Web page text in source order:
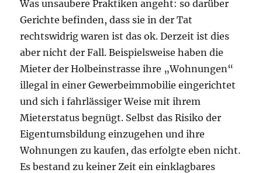
Was unsaubere Praktiken angeht: so darüber
Gerichte befinden, dass sie in der Tat
rechtswidrig waren ist das ok. Derzeit ist dies
aber nicht der Fall. Beispielsweise haben die
Mieter der Holbeinstrasse ihre „Wohnungen“
illegal in einer Gewerbeimmobilie eingerichtet
und sich i fahrlässiger Weise mit ihrem
Mieterstatus begnügt. Selbst das Risiko der
Eigentumsbildung einzugehen und ihre
Wohnungen zu kaufen, das erfolgte eben nicht.
Es bestand zu keiner Zeit ein einklagbares